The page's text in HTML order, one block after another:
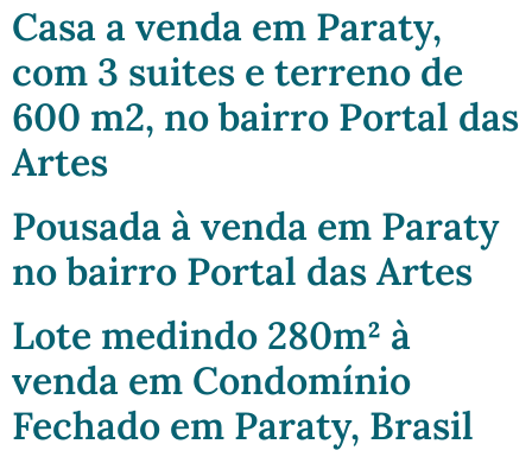
Casa a venda em Paraty,
com 3 suites e terreno de
600 m2, no bairro Portal das
Artes
Pousada à venda em Paraty
no bairro Portal das Artes
Lote medindo 280m² à
venda em Condomínio
Fechado em Paraty, Brasil